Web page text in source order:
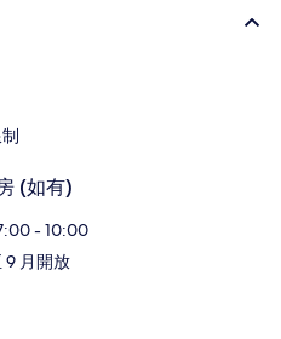
(如有)
- 10:00
9 月開放